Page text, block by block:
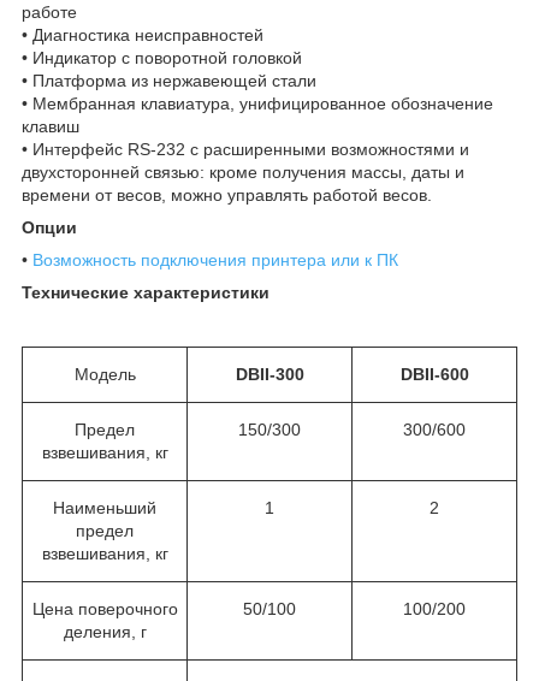
работе
• Диагностика неисправностей
• Индикатор с поворотной головкой
• Платформа из нержавеющей стали
• Мембранная клавиатура, унифицированное обозначение
клавиш
• Интерфейс RS-232 с расширенными возможностями и
двухсторонней связью: кроме получения массы, даты и
времени от весов, можно управлять работой весов.
Опции
• Возможность подключения принтера или к ПК
Технические характеристики
Модель DBII-300 DBII-600
Предел
взвешивания, кг
150/300 300/600
Наименьший
предел
взвешивания, кг
1 2
Цена поверочного
деления, г
50/100 100/200